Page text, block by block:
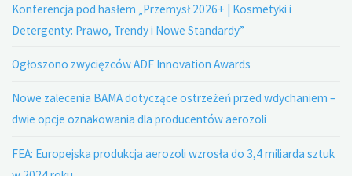
Konferencja pod hasłem „Przemysł 2026+ | Kosmetyki i
Detergenty: Prawo, Trendy i Nowe Standardy”
Ogłoszono zwycięzców ADF Innovation Awards
Nowe zalecenia BAMA dotyczące ostrzeżeń przed wdychaniem –
dwie opcje oznakowania dla producentów aerozoli
FEA: Europejska produkcja aerozoli wzrosła do 3,4 miliarda sztuk